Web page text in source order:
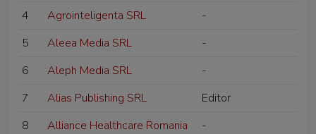
4
Agrointeligenta SRL
-
5
Aleea Media SRL
-
6
Aleph Media SRL
-
7
Alias Publishing SRL
Editor
8
Alliance Healthcare Romania
-